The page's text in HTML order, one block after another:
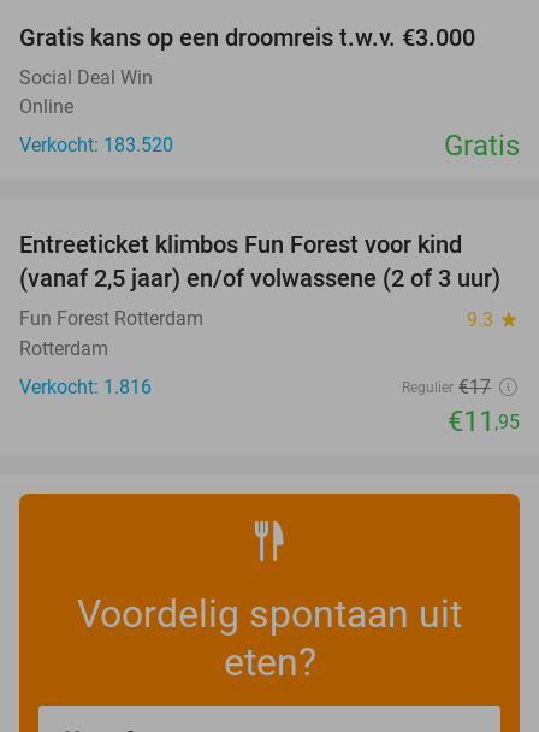
Gratis kans op een droomreis t.w.v. €3.000
Social Deal Win
Online
Verkocht: 183.520
Gratis
Entreeticket klimbos Fun Forest voor kind
(vanaf 2,5 jaar) en/of volwassene (2 of 3 uur)
Fun Forest Rotterdam 9.3 star
Rotterdam
Verkocht: 1.816
Regulier €17
€11 ,95
Voordelig spontaan uit
eten?